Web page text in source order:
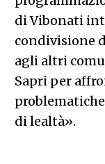
di Vibonati
condivisione
agli altri
Sapri per
di lealtà».